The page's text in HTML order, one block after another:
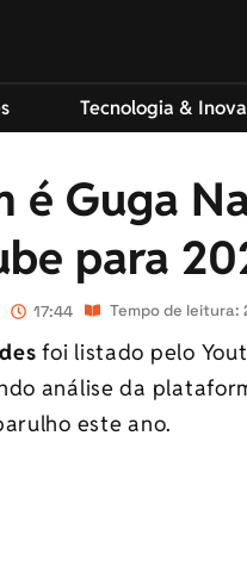
Tecnologia &
é Guga
para
17:44 Tempo de leitura:
foi listado pelo
análise da
este ano.